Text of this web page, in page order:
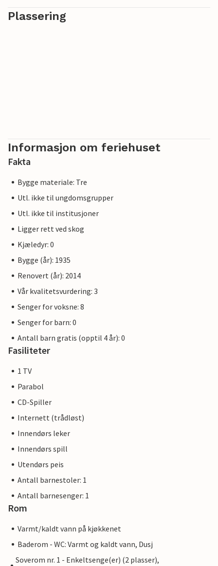
Plassering
Informasjon om feriehuset
Fakta
Bygge materiale: Tre
Utl. ikke til ungdomsgrupper
Utl. ikke til institusjoner
Ligger rett ved skog
Kjæledyr: 0
Bygge (år): 1935
Renovert (år): 2014
Vår kvalitetsvurdering: 3
Senger for voksne: 8
Senger for barn: 0
Antall barn gratis (opptil 4 år): 0
Fasiliteter
1 TV
Parabol
CD-Spiller
Internett (trådløst)
Innendørs leker
Innendørs spill
Utendørs peis
Antall barnestoler: 1
Antall barnesenger: 1
Rom
Varmt/kaldt vann på kjøkkenet
Baderom - WC: Varmt og kaldt vann, Dusj
Soverom nr. 1 - Enkeltsenge(er) (2 plasser),